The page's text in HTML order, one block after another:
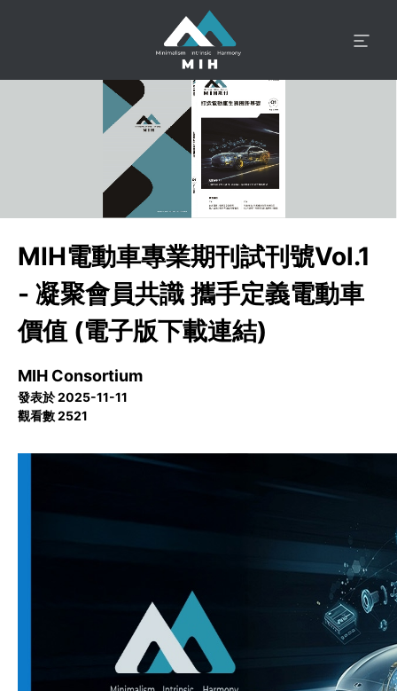
MIH電動車專業期刊試刊號Vol.1
- 凝聚會員共識 攜手定義電動車
價值 (電子版下載連結)
MIH Consortium
發表於 2025-11-11
觀看數 2521